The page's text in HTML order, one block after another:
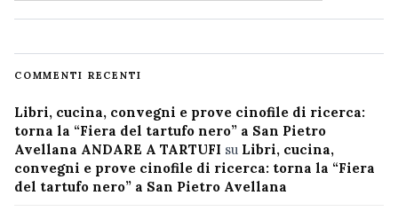
COMMENTI RECENTI
Libri, cucina, convegni e prove cinofile di ricerca:
torna la “Fiera del tartufo nero” a San Pietro
Avellana ANDARE A TARTUFI su Libri, cucina,
convegni e prove cinofile di ricerca: torna la “Fiera
del tartufo nero” a San Pietro Avellana